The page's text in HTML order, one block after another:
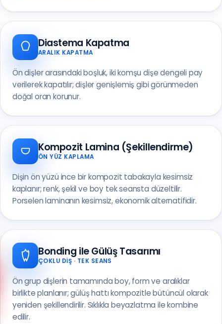
Diastema Kapatma
ARALIK KAPATMA
Ön dişler arasındaki boşluk, iki komşu dişe dengeli pay
verilerek kapatılır; dişler genişlemiş gibi görünmeden
doğal oran korunur.
Kompozit Lamina (Şekillendirme)
ÖN YÜZ KAPLAMA
Dişin ön yüzü ince bir kompozit tabakayla kesimsiz
kaplanır; renk, şekil ve boy tek seansta düzeltilir.
Porselen laminanın kesimsiz, ekonomik alternatifidir.
Bonding ile Gülüş Tasarımı
ÇOKLU DIŞ · TEK SEANS
Ön grup dişlerin tamamında boy, form ve aralıklar
birlikte planlanır; gülüş hattı kompozitle bütüncül olarak
yeniden şekillendirilir. Sıklıkla beyazlatma ile kombine
edilir.
(0216) 648 22 80
Avrupa Yakası